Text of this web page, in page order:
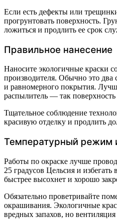
Если есть дефекты или
прогрунтовать поверхность.
ложиться и продлить ее срок
Правильное нанесение
Наносите экологичные краски
производителя. Обычно это два
и равномерного покрытия.
распылитель — так поверхность
Тщательное соблюдение
красивую отделку и продлить
Температурный режим
Работы по окраске лучше
25 градусов Цельсия и
быстрее высохнет и хорошо
Обязательно проветривайте
окрашивания. Экологичные
вредных запахов, но